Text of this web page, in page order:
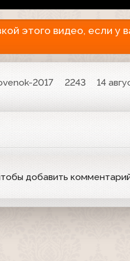
этого видео, если у
2017 2243
14
добавить